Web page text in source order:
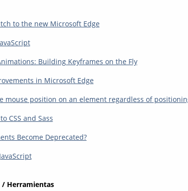
to the new Microsoft Edge
Building Keyframes on the Fly
in Microsoft Edge
mouse position on an element regardless of
CSS and Sass
Become Deprecated?
Herramientas